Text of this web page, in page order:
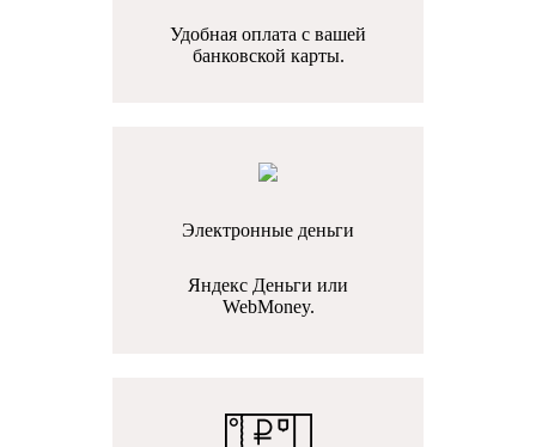
Удобная оплата с вашей
банковской карты.
Электронные деньги
Яндекс Деньги или
WebMoney.